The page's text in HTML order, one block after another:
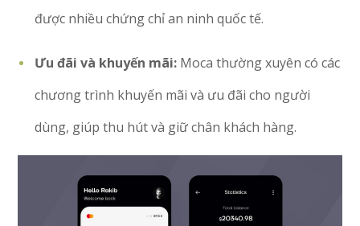
được nhiều chứng chỉ an ninh quốc tế.
Ưu đãi và khuyến mãi: Moca thường xuyên có các
chương trình khuyến mãi và ưu đãi cho người
dùng, giúp thu hút và giữ chân khách hàng.